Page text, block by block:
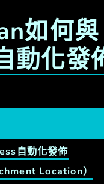
如何與
動化發
自動化發佈
Location）